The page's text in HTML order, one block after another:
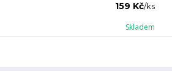
159 Kč/ks
Skladem